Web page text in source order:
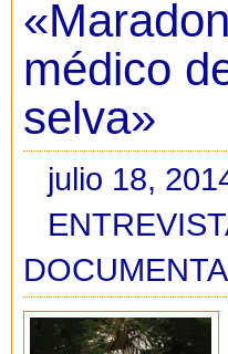
médico
selva»
julio 18,